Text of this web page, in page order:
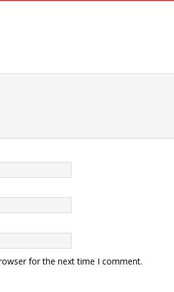
for the next time I comment.